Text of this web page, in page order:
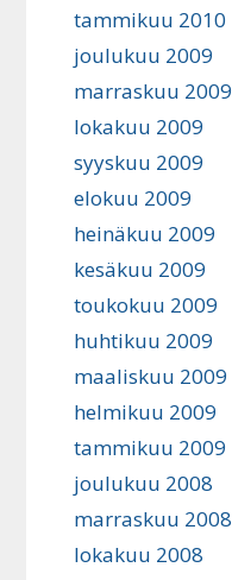
tammikuu 2010
joulukuu 2009
marraskuu 2009
lokakuu 2009
syyskuu 2009
elokuu 2009
heinäkuu 2009
kesäkuu 2009
toukokuu 2009
huhtikuu 2009
maaliskuu 2009
helmikuu 2009
tammikuu 2009
joulukuu 2008
marraskuu 2008
lokakuu 2008